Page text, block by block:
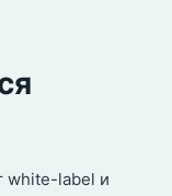
white-label и